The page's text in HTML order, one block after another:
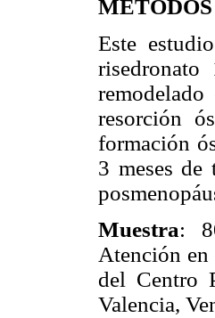
MÉTODOS
Este
risedronato
resorción
formación
3 meses de
Muestra:
Atención
del Centro
Valencia,